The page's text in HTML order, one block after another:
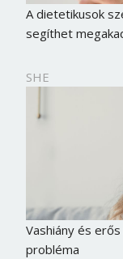
A dietetikusok
segíthet
SHE
Vashiány és
probléma